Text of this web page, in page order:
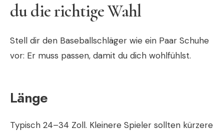
du die richtige Wahl
Stell dir den Baseballschläger wie ein Paar Schuhe
vor: Er muss passen, damit du dich wohlfühlst.
Länge
Typisch 24–34 Zoll. Kleinere Spieler sollten kürzere